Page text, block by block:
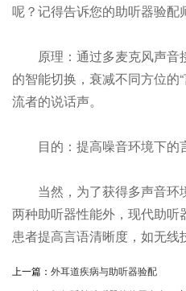
呢？记得告诉您的助听器验配
原理：通过多麦克风声音
的智能切换，衰减不同方位的
流者的说话声。
目的：提高噪音环境下的
当然，为了获得多声音环
两种助听器性能外，现代助
患者提高言语清晰度，如无
上一篇： 外耳道疾病与助听器验配